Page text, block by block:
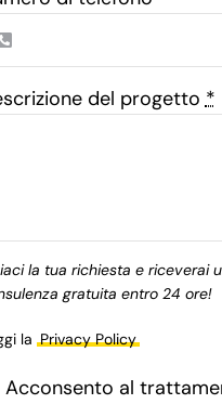
del progetto*
la tua richiesta e riceverai
gratuita entro 24 ore!
la Privacy Policy
Acconsento al